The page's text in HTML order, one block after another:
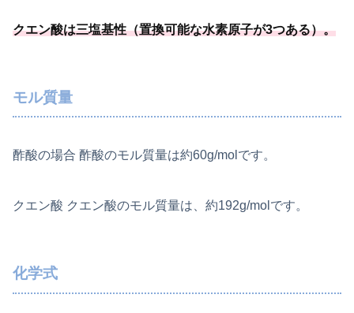
クエン酸は三塩基性（置換可能な水素原子が3つある）。
モル質量
酢酸の場合 酢酸のモル質量は約60g/molです。
クエン酸 クエン酸のモル質量は、約192g/molです。
化学式